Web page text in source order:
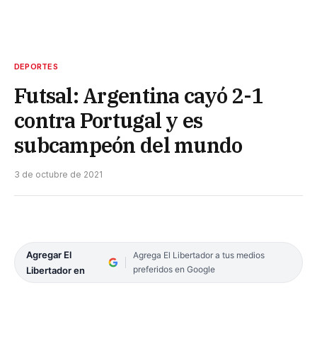
DEPORTES
Futsal: Argentina cayó 2-1
contra Portugal y es
subcampeón del mundo
3 de octubre de 2021
Agregar El
Libertador en
Agrega El Libertador a tus medios
preferidos en Google